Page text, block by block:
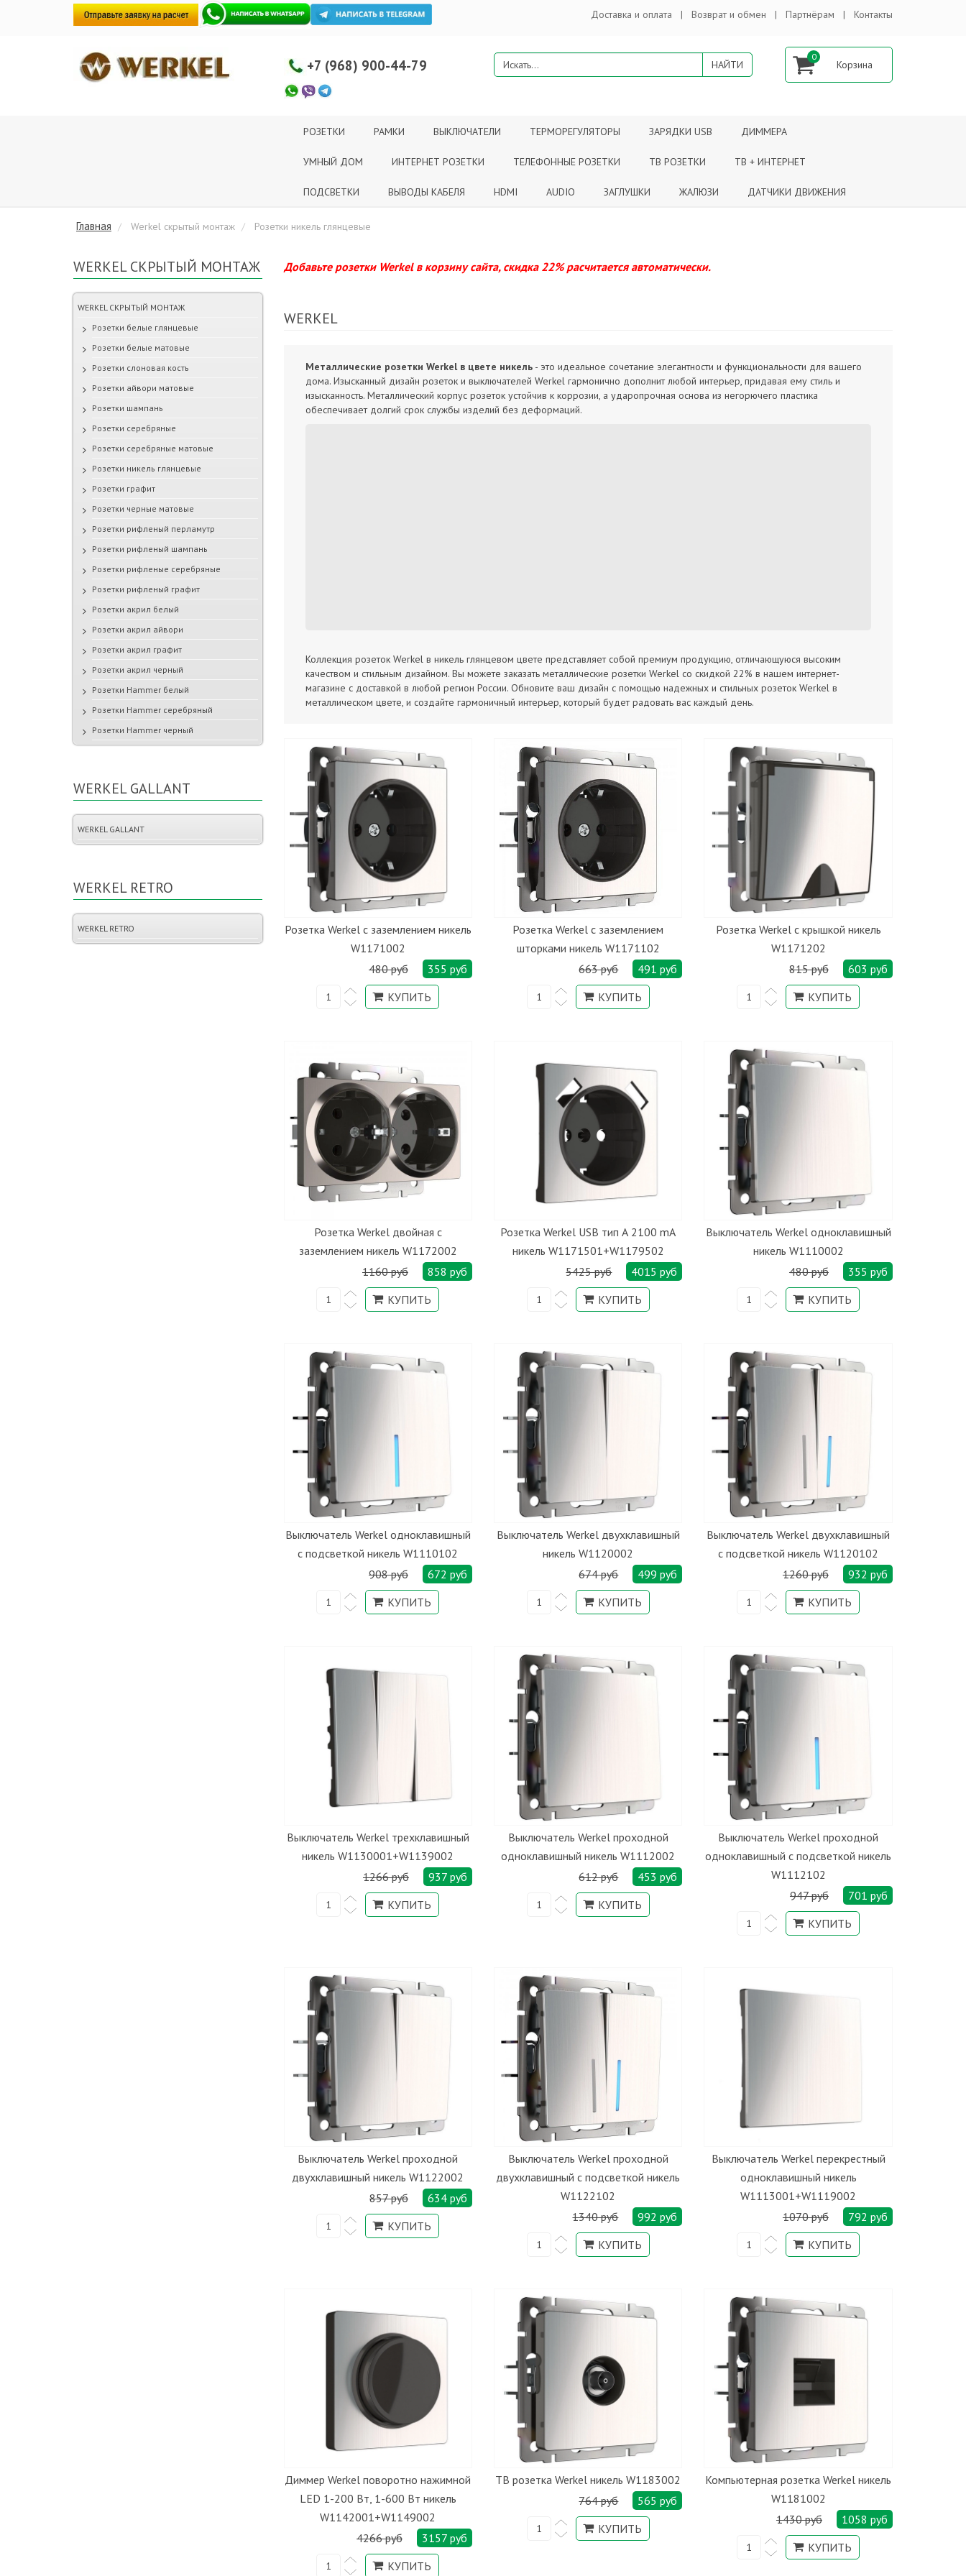
Доставка и оплата Возврат и обмен Партнёрам Контакты
+7 (968) 900-44-79
0
РОЗЕТКИ РАМКИ ВЫКЛЮЧАТЕЛИ ТЕРМОРЕГУЛЯТОРЫ ЗАРЯДКИ USB ДИММЕРА
УМНЫЙ ДОМ ИНТЕРНЕТ РОЗЕТКИ ТЕЛЕФОННЫЕ РОЗЕТКИ ТВ РОЗЕТКИ ТВ + ИНТЕРНЕТ
ПОДСВЕТКИ ВЫВОДЫ КАБЕЛЯ HDMI AUDIO ЗАГЛУШКИ ЖАЛЮЗИ ДАТЧИКИ ДВИЖЕНИЯ
Главная Werkel скрытый монтаж Розетки никель глянцевые
Добавьте розетки Werkel в корзину сайта, скидка 22% расчитается автоматически.
WERKEL
Металлические розетки Werkel в цвете никель- это идеальное сочетание элегантности и функциональности для вашего
дома. Изысканный дизайн розеток и выключателей Werkel гармонично дополнит любой интерьер, придавая ему стиль и
изысканность. Металлический корпус розеток устойчив к коррозии, а ударопрочная основа из негорючего пластика
обеспечивает долгий срок службы изделий без деформаций.
Коллекция розеток Werkel в никель глянцевом цвете представляет собой премиум продукцию, отличающуюся высоким
качеством и стильным дизайном. Вы можете заказать металлические розетки Werkel со скидкой 22% в нашем интернет-
магазине с доставкой в любой регион России. Обновите ваш дизайн с помощью надежных и стильных розеток Werkel в
металлическом цвете, и создайте гармоничный интерьер, который будет радовать вас каждый день.
Розетка Werkel с заземлением никель
W1171002
480 руб
355 руб
Розетка Werkel с заземлением
шторками никель W1171102
663 руб
491 руб
Розетка Werkel с крышкой никель
W1171202
815 руб
603 руб
Розетка Werkel двойная с
заземлением никель W1172002
1160 руб
858 руб
Розетка Werkel USB тип А 2100 mA
никель W1171501+W1179502
5425 руб
4015 руб
Выключатель Werkel одноклавишный
никель W1110002
480 руб
355 руб
Выключатель Werkel одноклавишный
с подсветкой никель W1110102
908 руб
672 руб
Выключатель Werkel двухклавишный
никель W1120002
674 руб
499 руб
Выключатель Werkel двухклавишный
с подсветкой никель W1120102
1260 руб
932 руб
Выключатель Werkel трехклавишный
никель W1130001+W1139002
1266 руб
937 руб
Выключатель Werkel проходной
одноклавишный никель W1112002
612 руб
453 руб
Выключатель Werkel проходной
одноклавишный с подсветкой никель
W1112102
947 руб
701 руб
Выключатель Werkel проходной
двухклавишный никель W1122002
857 руб
634 руб
Выключатель Werkel проходной
двухклавишный с подсветкой никель
W1122102
1340 руб
992 руб
Выключатель Werkel перекрестный
одноклавишный никель
W1113001+W1119002
1070 руб
792 руб
Диммер Werkel поворотно нажимной
LED 1-200 Вт, 1-600 Вт никель
W1142001+W1149002
4266 руб
3157 руб
ТВ розетка Werkel никель W1183002
764 руб
565 руб
Компьютерная розетка Werkel никель
W1181002
1430 руб
1058 руб
WERKEL СКРЫТЫЙ МОНТАЖ
WERKEL СКРЫТЫЙ МОНТАЖ
Розетки белые глянцевые
Розетки белые матовые
Розетки слоновая кость
Розетки айвори матовые
Розетки шампань
Розетки серебряные
Розетки серебряные матовые
Розетки никель глянцевые
Розетки графит
Розетки черные матовые
Розетки рифленый перламутр
Розетки рифленый шампань
Розетки рифленые серебряные
Розетки рифленый графит
Розетки акрил белый
Розетки акрил айвори
Розетки акрил графит
Розетки акрил черный
Розетки Hammer белый
Розетки Hammer серебряный
Розетки Hammer черный
WERKEL GALLANT
WERKEL GALLANT
WERKEL RETRO
WERKEL RETRO